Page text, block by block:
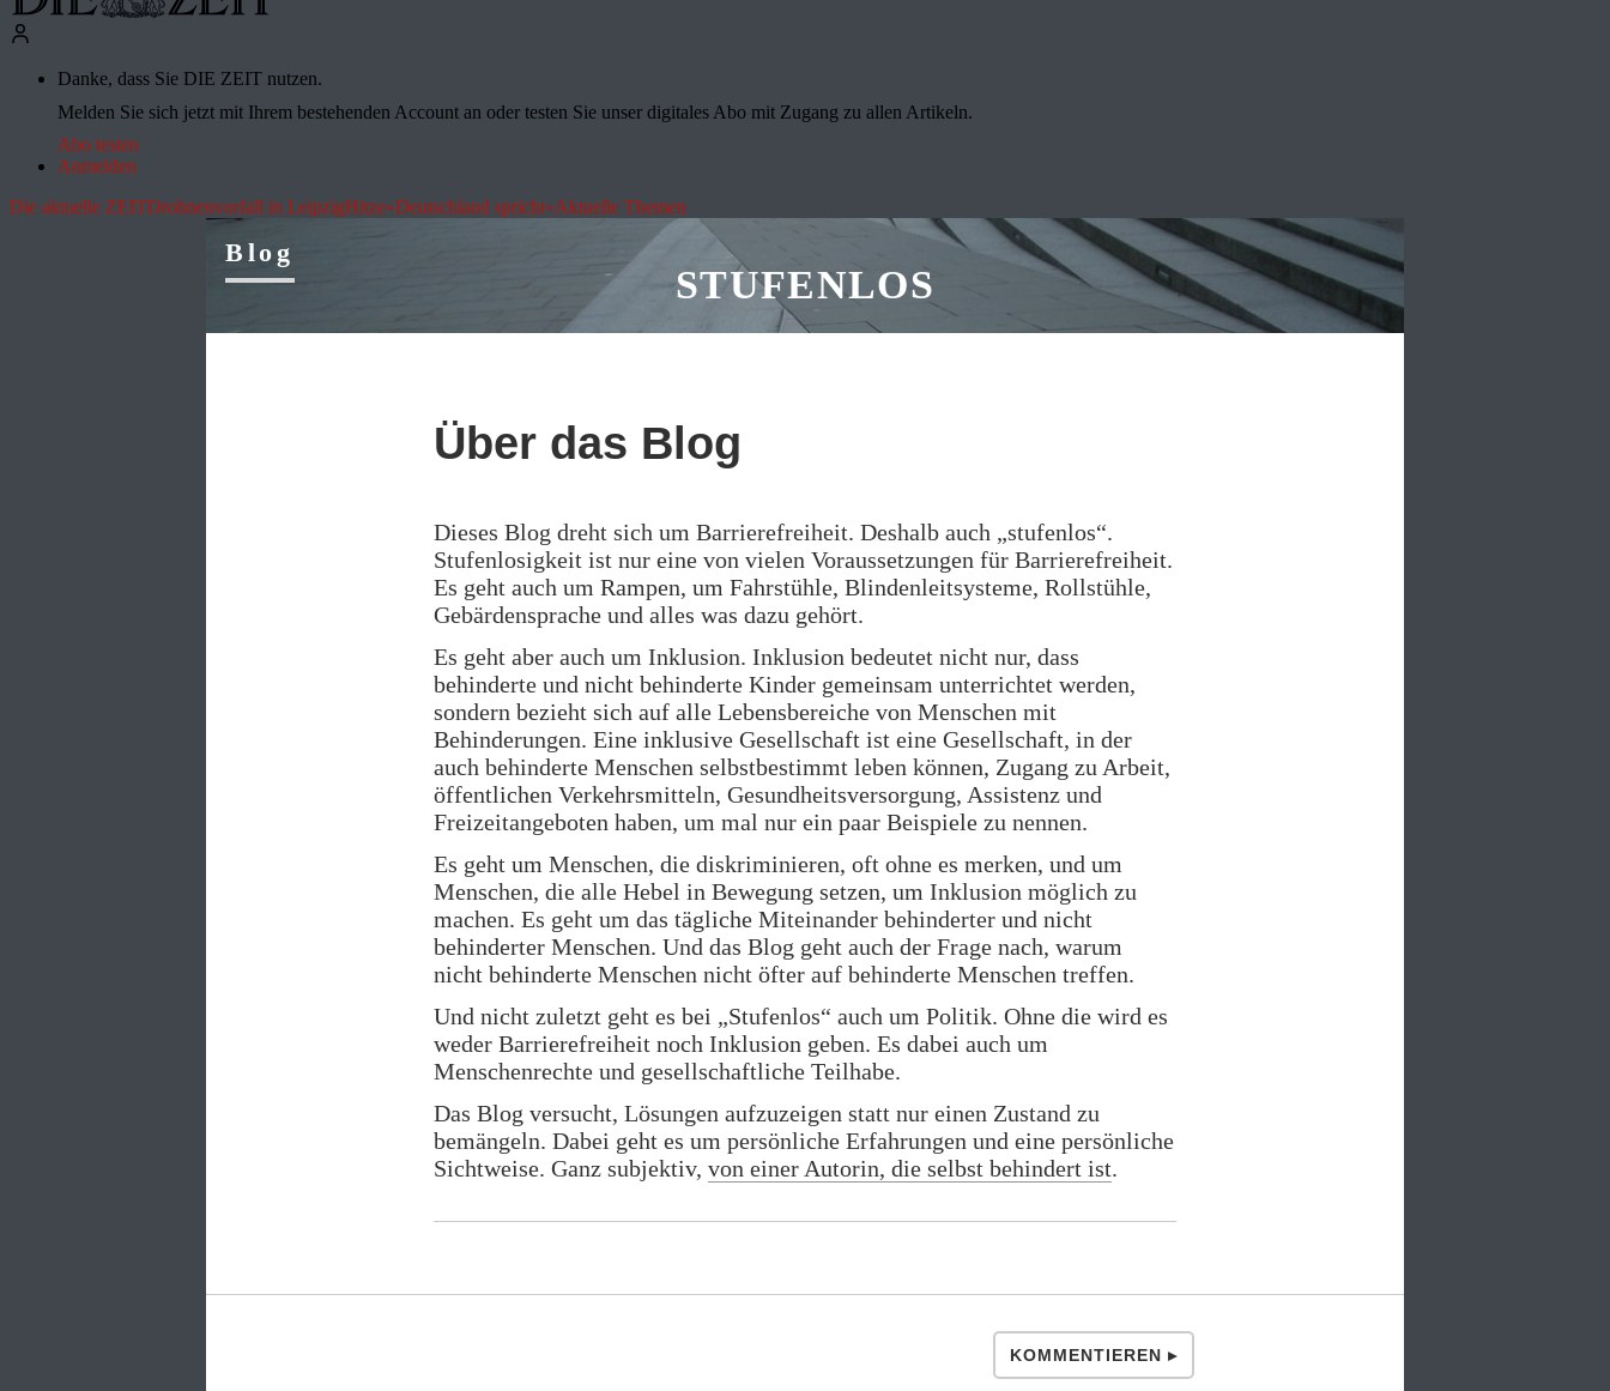
Danke, dass Sie DIE ZEIT nutzen.
Melden Sie sich jetzt mit Ihrem bestehenden Account an oder testen Sie unser digitales Abo mit Zugang zu allen Artikeln.
Abo testen
Anmelden
Die aktuelle ZEITDrohnenvorfall in LeipzigHitze»Deutschland spricht«Aktuelle Themen
Blog
STUFENLOS
Über das Blog
Dieses Blog dreht sich um Barrierefreiheit. Deshalb auch „stufenlos“.
Stufenlosigkeit ist nur eine von vielen Voraussetzungen für Barrierefreiheit.
Es geht auch um Rampen, um Fahrstühle, Blindenleitsysteme, Rollstühle,
Gebärdensprache und alles was dazu gehört.
Es geht aber auch um Inklusion. Inklusion bedeutet nicht nur, dass
behinderte und nicht behinderte Kinder gemeinsam unterrichtet werden,
sondern bezieht sich auf alle Lebensbereiche von Menschen mit
Behinderungen. Eine inklusive Gesellschaft ist eine Gesellschaft, in der
auch behinderte Menschen selbstbestimmt leben können, Zugang zu Arbeit,
öffentlichen Verkehrsmitteln, Gesundheitsversorgung, Assistenz und
Freizeitangeboten haben, um mal nur ein paar Beispiele zu nennen.
Es geht um Menschen, die diskriminieren, oft ohne es merken, und um
Menschen, die alle Hebel in Bewegung setzen, um Inklusion möglich zu
machen. Es geht um das tägliche Miteinander behinderter und nicht
behinderter Menschen. Und das Blog geht auch der Frage nach, warum
nicht behinderte Menschen nicht öfter auf behinderte Menschen treffen.
Und nicht zuletzt geht es bei „Stufenlos“ auch um Politik. Ohne die wird es
weder Barrierefreiheit noch Inklusion geben. Es dabei auch um
Menschenrechte und gesellschaftliche Teilhabe.
Das Blog versucht, Lösungen aufzuzeigen statt nur einen Zustand zu
bemängeln. Dabei geht es um persönliche Erfahrungen und eine persönliche
Sichtweise. Ganz subjektiv, von einer Autorin, die selbst behindert ist.
KOMMENTIEREN ▸